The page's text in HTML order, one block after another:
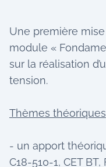
Une première
module «
sur la réalisation
tension.
Thèmes théoriques
- un apport
C18-510-1, CET